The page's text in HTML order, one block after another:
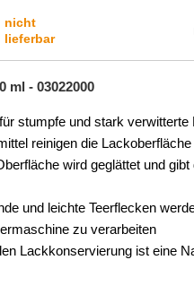
nicht
lieferbar
ml - 03022000
stumpfe und stark
reinigen die
wird geglättet und
und leichte Teerflecken
zu verarbeiten
Lackkonservierung ist eine